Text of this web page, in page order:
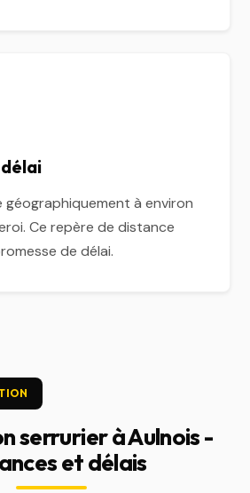
géographiquement à environ
Ce repère de distance
de délai.
serrurier à Aulnois -
et délais